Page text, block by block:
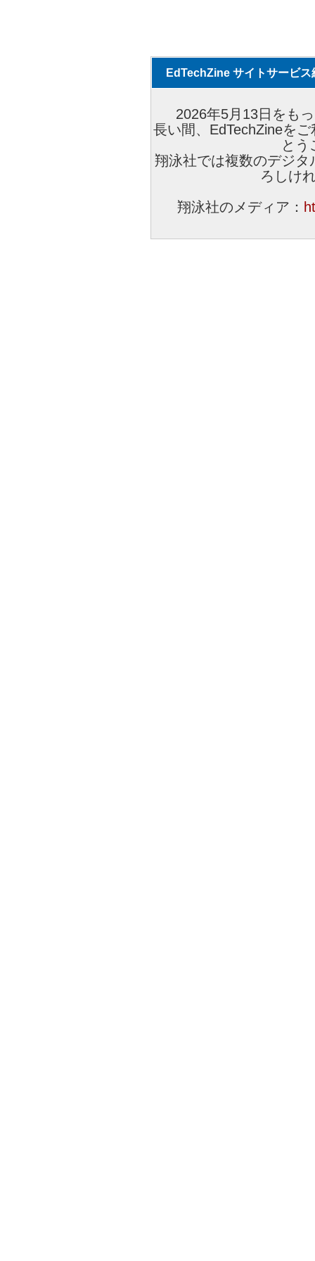
EdTechZine サイトサービス
2026年5月13日をも
長い間、EdTechZineを
とう
翔泳社では複数のデジ
ろしけ
翔泳社のメディア：